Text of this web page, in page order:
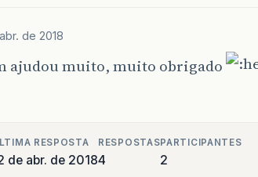
de 2018
ajudou muito, muito obrigado
RESPOSTA
de abr. de 2018
RESPOSTAS
4
PARTICIPANTES
2